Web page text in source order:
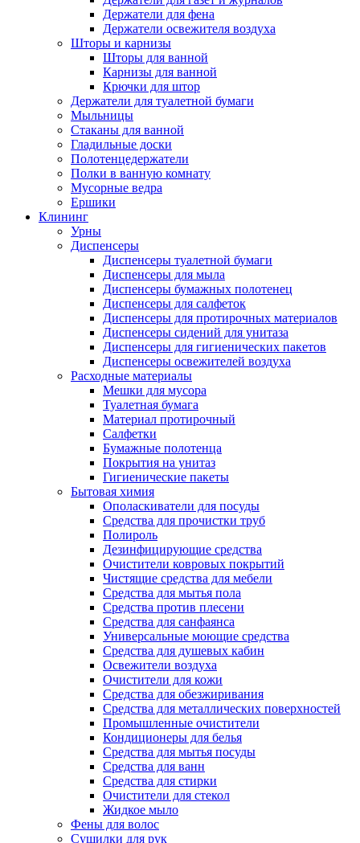
Держатели для фена
Держатели освежителя воздуха
Шторы и карнизы
Шторы для ванной
Карнизы для ванной
Крючки для штор
Держатели для туалетной бумаги
Мыльницы
Стаканы для ванной
Гладильные доски
Полотенцедержатели
Полки в ванную комнату
Мусорные ведра
Ершики
Клининг
Урны
Диспенсеры
Диспенсеры туалетной бумаги
Диспенсеры для мыла
Диспенсеры бумажных полотенец
Диспенсеры для салфеток
Диспенсеры для протирочных материалов
Диспенсеры сидений для унитаза
Диспенсеры для гигиенических пакетов
Диспенсеры освежителей воздуха
Расходные материалы
Мешки для мусора
Туалетная бумага
Материал протирочный
Салфетки
Бумажные полотенца
Покрытия на унитаз
Гигиенические пакеты
Бытовая химия
Ополаскиватели для посуды
Средства для прочистки труб
Полироль
Дезинфицирующие средства
Очистители ковровых покрытий
Чистящие средства для мебели
Средства для мытья пола
Средства против плесени
Средства для санфаянса
Универсальные моющие средства
Средства для душевых кабин
Освежители воздуха
Очистители для кожи
Средства для обезжиривания
Средства для металлических поверхностей
Промышленные очистители
Кондиционеры для белья
Средства для мытья посуды
Средства для ванн
Средства для стирки
Очистители для стекол
Жидкое мыло
Фены для волос
Сушилки для рук